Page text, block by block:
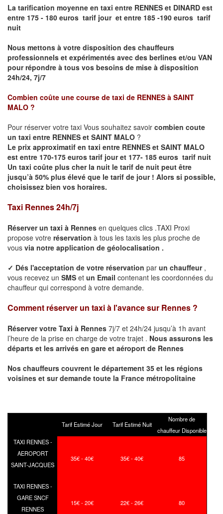
La tarification moyenne en taxi entre RENNES et DINARD est
entre 175 - 180 euros tarif jour et entre 185 -190 euros tarif
nuit
Nous mettons à votre disposition des chauffeurs
professionnels et expérimentés avec des berlines et/ou VAN
pour répondre à tous vos besoins de mise à disposition
24h/24, 7j/7
Combien coûte une course de taxi de RENNES à SAINT
MALO ?
Pour réserver votre taxi Vous souhaitez savoir combien coute
un taxi entre RENNES et SAINT MALO ?
Le prix approximatif en taxi entre RENNES et SAINT MALO
est entre 170-175 euros tarif jour et 177- 185 euros tarif nuit
Un taxi coûte plus cher la nuit le tarif de nuit peut être
jusqu’à 50% plus élevé que le tarif de jour ! Alors si possible,
choisissez bien vos horaires.
Taxi Rennes 24h/7j
Réserver un taxi à Rennes en quelques clics .TAXI Proxi
propose votre réservation à tous les taxis les plus proche de
vous via notre application de géolocalisation .
✓ Dés l'acceptation de votre réservation par un chauffeur ,
vous recevez un SMS et un Email contenant les coordonnées du
chauffeur qui correspond à votre demande.
Comment réserver un taxi à l'avance sur Rennes ?
Réserver votre Taxi à Rennes 7j/7 et 24h/24 jusqu’à 1h avant
l’heure de la prise en charge de votre trajet . Nous assurons les
départs et les arrivés en gare et aéroport de Rennes
Nos chauffeurs couvrent le département 35 et les régions
voisines et sur demande toute la France métropolitaine
Tarif Estimé Jour Tarif Estimé Nuit
Nombre de
chauffeur Disponible
TAXI RENNES -
AEROPORT
SAINT-JACQUES
35€ - 40€ 35€ - 40€ 85
TAXI RENNES -
GARE SNCF
RENNES
15€ - 20€ 22€ - 26€ 80